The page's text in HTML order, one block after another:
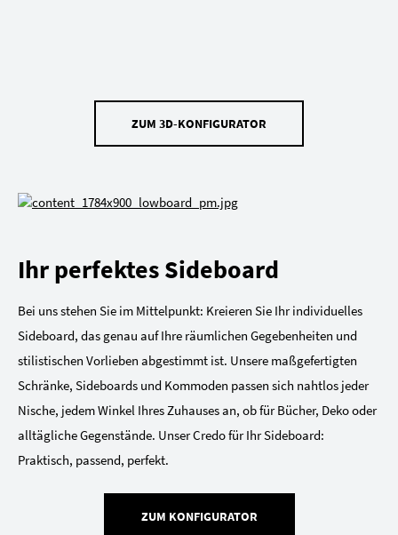
ZUM 3D-KONFIGURATOR
Ihr perfektes Sideboard
Bei uns stehen Sie im Mittelpunkt: Kreieren Sie Ihr individuelles
Sideboard, das genau auf Ihre räumlichen Gegebenheiten und
stilistischen Vorlieben abgestimmt ist. Unsere maßgefertigten
Schränke, Sideboards und Kommoden passen sich nahtlos jeder
Nische, jedem Winkel Ihres Zuhauses an, ob für Bücher, Deko oder
alltägliche Gegenstände. Unser Credo für Ihr Sideboard:
Praktisch, passend, perfekt.
ZUM KONFIGURATOR